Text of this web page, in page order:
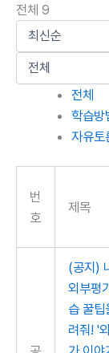
전체 9
전체
학습방
자유토
번
호
제목
(공지)
외부평
습 꿀팁
려줘! '